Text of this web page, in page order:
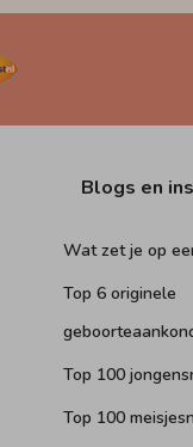
Blogs en
Wat zet je op
Top 6 originele
Top 100
Top 100